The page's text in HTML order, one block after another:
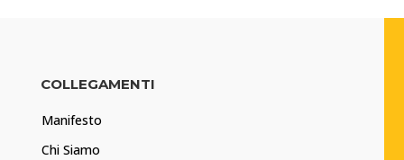
COLLEGAMENTI
Manifesto
Chi Siamo